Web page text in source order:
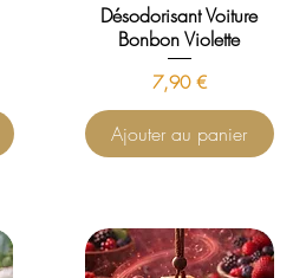
Désodorisant Voiture
Bonbon Violette
Prix
7,90 €
Ajouter au panier